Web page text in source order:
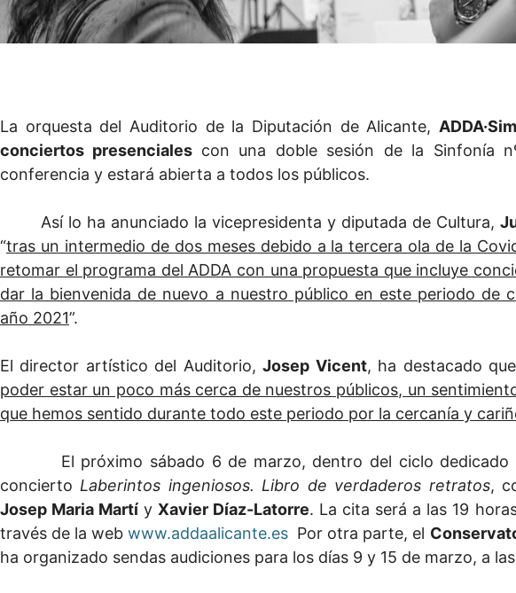
La orquesta del Auditorio de la Diputación de Alicante,
conciertos presenciales con una doble sesión de la Sinfonía
conferencia y estará abierta a todos los públicos.
Así lo ha anunciado la vicepresidenta y diputada de Cultura,
“tras un intermedio de dos meses debido a la tercera ola de la
retomar el programa del ADDA con una propuesta que incluye
dar la bienvenida de nuevo a nuestro público en este periodo de
año 2021”.
El director artístico del Auditorio,Josep Vicent, ha destacado
poder estar un poco más cerca de nuestros públicos, un
que hemos sentido durante todo este periodo por la cercanía y
El próximo sábado 6 de marzo, dentro del ciclo dedicado
conciertoLaberintos ingeniosos. Libro de verdaderos retratos,
Josep Maria Martí yXavier Díaz-Latorre. La cita será a las 19
través de la webwww.addaalicante.es Por otra parte, el
ha organizado sendas audiciones para los días 9 y 15 de marzo, a